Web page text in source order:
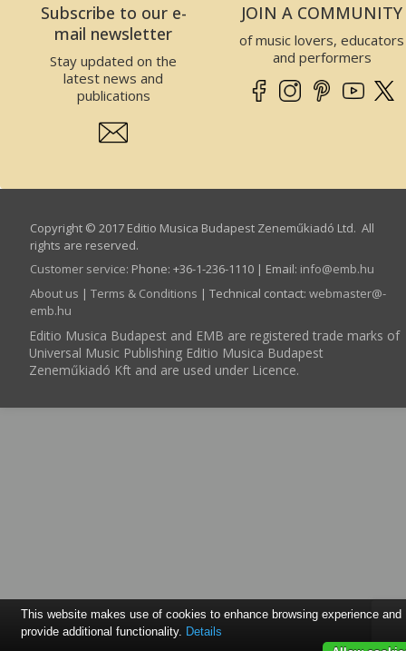
Subscribe to our e-
mail newsletter
Stay updated on the
latest news and
publications
JOIN A COMMUNITY
of music lovers, educators
and performers
Copyright © 2017 Editio Musica Budapest Zeneműkiadó Ltd. All
rights are reserved.
Customer service: Phone: +36-1-236-1110 | Email: info­@­emb.hu
About us | Terms & Conditions | Technical contact: webmaster­@­
emb.hu
Editio Musica Budapest and EMB are registered trade marks of
Universal Music Publishing Editio Musica Budapest
Zeneműkiadó Kft and are used under Licence.
This website makes use of cookies to enhance browsing experience and
provide additional functionality. Details